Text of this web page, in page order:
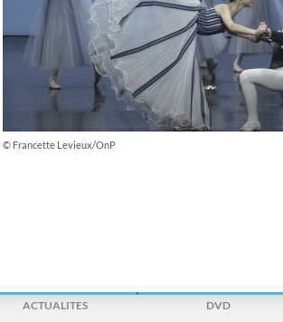
© Francette Levieux/OnP
ACTUALITES DVD